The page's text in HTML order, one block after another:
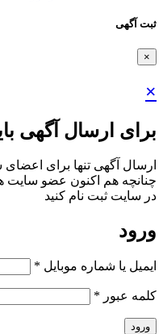
ثبت آگهی
×
×
برای ارسال آگهی
ارسال آگهی تنها برای
چنانچه هم‌ اکنون عضو سایت
در سایت ثبت نام کنید
ورود
ایمیل یا شماره موبایل *
کلمه عبور *
ورود